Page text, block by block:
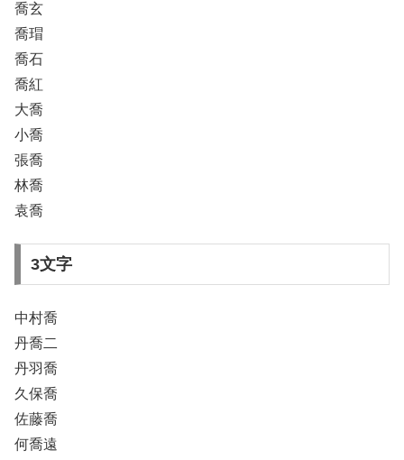
喬玄
喬瑁
喬石
喬紅
大喬
小喬
張喬
林喬
袁喬
3文字
中村喬
丹喬二
丹羽喬
久保喬
佐藤喬
何喬遠